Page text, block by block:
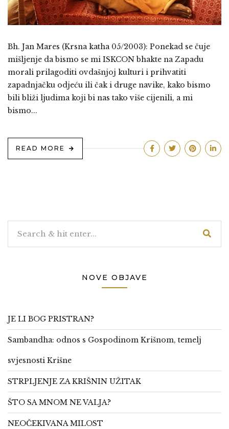
Bh. Jan Mares (Krsna katha 05/2003): Ponekad se čuje
mišljenje da bismo se mi ISKCON bhakte na Zapadu
morali prilagoditi ovdašnjoj kulturi i prihvatiti
zapadnjačku odjeću ili čak i druge navike, kako bismo
bili bliži ljudima koji bi nas tako više cijenili, a mi
bismo...
READ MORE
NOVE OBJAVE
JE LI BOG PRISTRAN?
Sambandha: odnos s Gospodinom Krišnom, temelj
svjesnosti Krišne
STRPLJENJE ZA KRIŠNIN UŽITAK
ŠTO SA MNOM NE VALJA?
NEOČEKIVANA MILOST